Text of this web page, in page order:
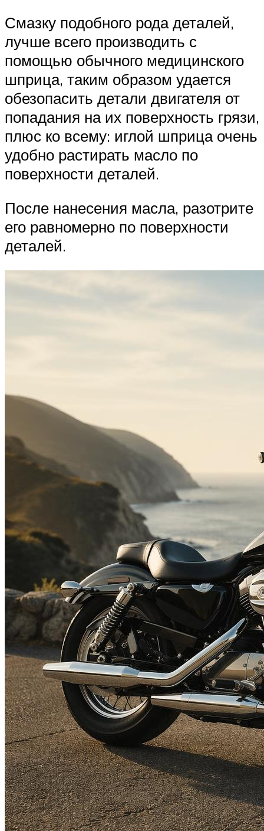
Смазку подобного рода деталей,
лучше всего производить с
помощью обычного медицинского
шприца, таким образом удается
обезопасить детали двигателя от
попадания на их поверхность грязи,
плюс ко всему: иглой шприца очень
удобно растирать масло по
поверхности деталей.
После нанесения масла, разотрите
его равномерно по поверхности
деталей.